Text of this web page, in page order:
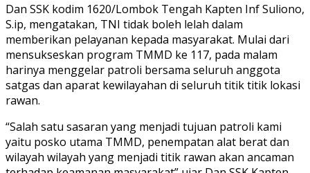
Dan SSK kodim 1620/Lombok Tengah Kapten Inf Suliono,
S.ip, mengatakan, TNI tidak boleh lelah dalam
memberikan pelayanan kepada masyarakat. Mulai dari
mensukseskan program TMMD ke 117, pada malam
harinya menggelar patroli bersama seluruh anggota
satgas dan aparat kewilayahan di seluruh titik titik lokasi
rawan.
“Salah satu sasaran yang menjadi tujuan patroli kami
yaitu posko utama TMMD, penempatan alat berat dan
wilayah wilayah yang menjadi titik rawan akan ancaman